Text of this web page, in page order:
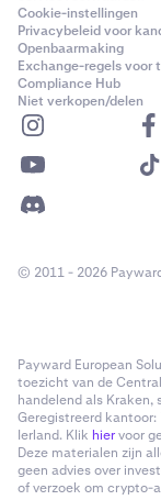
Cookie-instellingen
Privacybeleid voor
Openbaarmaking
Exchange-regels voor
Compliance Hub
Niet verkopen/delen
© 2011 - 2026
Payward European
toezicht van de
handelend als
Geregistreerd kantoor:
Ierland. Klik hiervoor
Deze materialen zijn
geen advies over
of verzoek om crypto-